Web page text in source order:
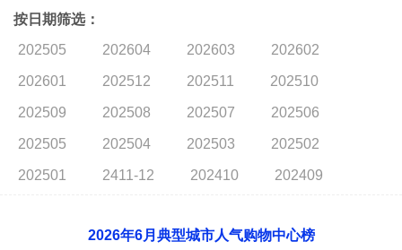
按日期筛选：
202505
202604 202603 202602
202601 202512 202511 202510
202509 202508 202507 202506
202505 202504 202503 202502
202501 2411-12 202410 202409
2026年6月典型城市人气购物中心榜